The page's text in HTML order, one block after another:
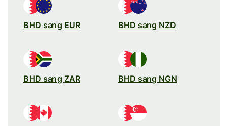
BHD sang EUR BHD sang NZD
BHD sang ZAR BHD sang NGN